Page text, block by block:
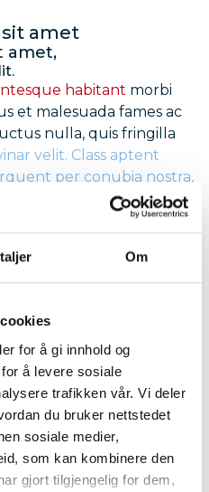
Om
for å gi innhold og
å levere sosiale
trafikken vår. Vi deler
du bruker nettstedet
sosiale medier,
som kan kombinere den
gjort tilgjengelig for dem,
amet
amet,
habitant morbi
et malesuada fames ac
nulla, quis fringilla
velit. Class aptent
per conubia nostra,
Morbi feugiat ac ante non
elit vel urna finibus,
nec ligula dictum,
consectetur tellus.
amet,
habitant morbi
et malesuada fames ac
nulla, quis fringilla
velit. Class aptent
per conubia nostra,